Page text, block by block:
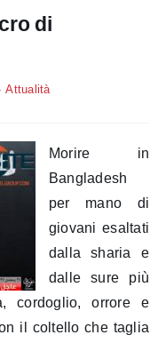
di
Attualità
Morire in
Bangladesh
per mano di
giovani esaltati
dalla sharia e
dalle sure più
cordoglio, orrore e
il coltello che taglia